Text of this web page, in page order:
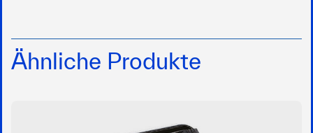
Ähnliche Produkte